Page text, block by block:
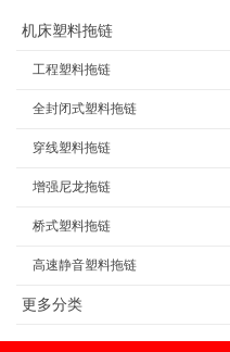
机床塑料拖链
工程塑料拖链
全封闭式塑料拖链
穿线塑料拖链
增强尼龙拖链
桥式塑料拖链
高速静音塑料拖链
更多分类